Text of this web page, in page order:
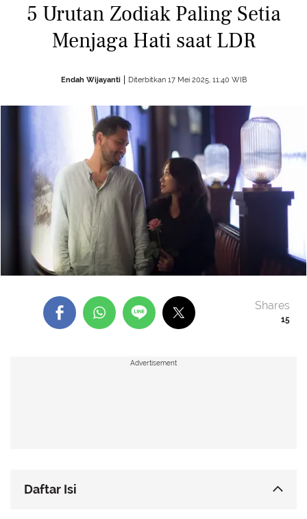
5 Urutan Zodiak Paling Setia
Menjaga Hati saat LDR
Endah Wijayanti Diterbitkan 17 Mei 2025, 11:40 WIB
15
Shares
Advertisement
Daftar Isi